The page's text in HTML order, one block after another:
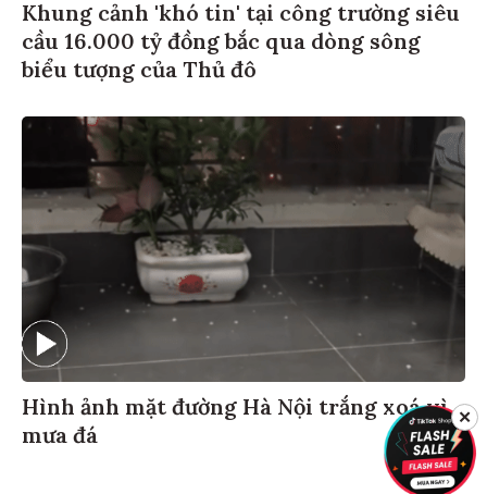
Khung cảnh 'khó tin' tại công trường siêu
cầu 16.000 tỷ đồng bắc qua dòng sông
biểu tượng của Thủ đô
Hình ảnh mặt đường Hà Nội trắng xoá vì
mưa đá
✕